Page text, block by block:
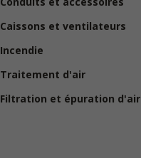
Caissons et ventilateurs
Incendie
Traitement d'air
Filtration et épuration d'air